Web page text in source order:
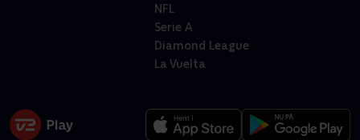
NFL
Serie A
Diamond League
La Vuelta